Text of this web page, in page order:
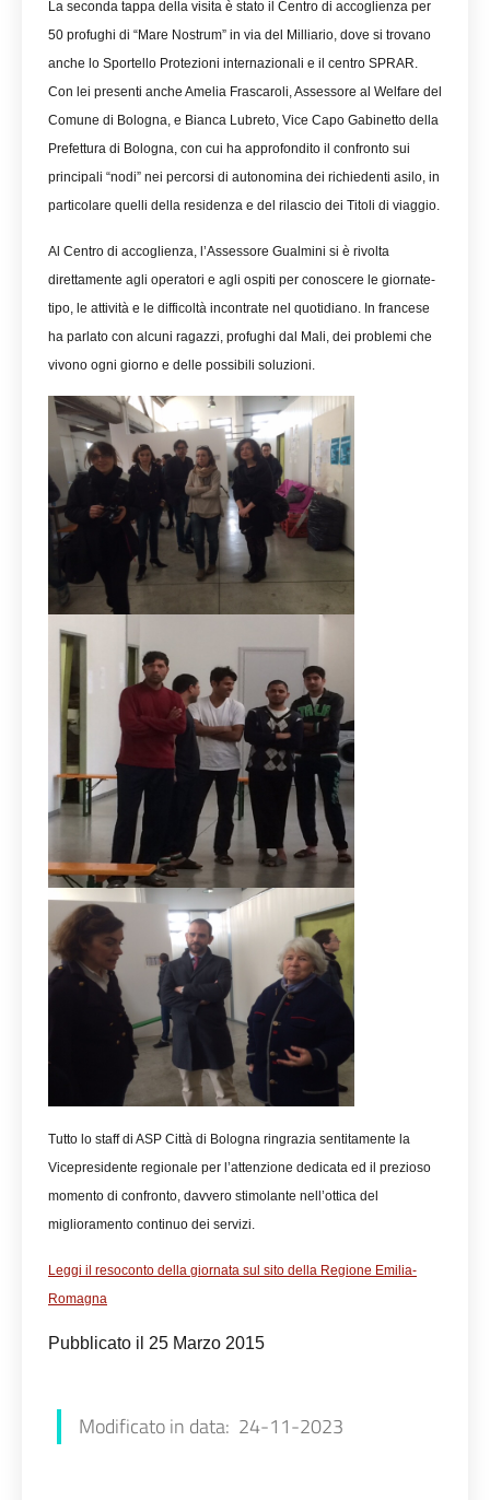
La seconda tappa della visita è stato il Centro di accoglienza per
50 profughi di “Mare Nostrum” in via del Milliario, dove si trovano
anche lo Sportello Protezioni internazionali e il centro SPRAR.
Con lei presenti anche Amelia Frascaroli, Assessore al Welfare del
Comune di Bologna, e Bianca Lubreto, Vice Capo Gabinetto della
Prefettura di Bologna, con cui ha approfondito il confronto sui
principali “nodi” nei percorsi di autonomina dei richiedenti asilo, in
particolare quelli della residenza e del rilascio dei Titoli di viaggio.
Al Centro di accoglienza, l’Assessore Gualmini si è rivolta
direttamente agli operatori e agli ospiti per conoscere le giornate-
tipo, le attività e le difficoltà incontrate nel quotidiano. In francese
ha parlato con alcuni ragazzi, profughi dal Mali, dei problemi che
vivono ogni giorno e delle possibili soluzioni.
Tutto lo staff di ASP Città di Bologna ringrazia sentitamente la
Vicepresidente regionale per l’attenzione dedicata ed il prezioso
momento di confronto, davvero stimolante nell’ottica del
miglioramento continuo dei servizi.
Leggi il resoconto della giornata sul sito della Regione Emilia-
Romagna
Pubblicato il 25 Marzo 2015
Modificato in data: 24-11-2023